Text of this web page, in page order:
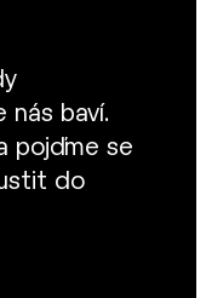
nás baví.
pojďme se
do